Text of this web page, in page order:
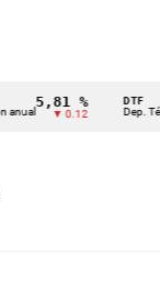
5,81 %
▼ 0.12
DTF
Dep. Término